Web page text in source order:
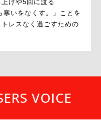
げや5回に渡る
いをなくす。」ことを
レスなく過ごすための
VOICE